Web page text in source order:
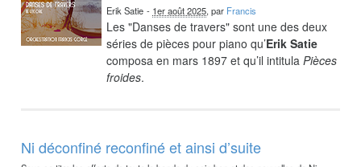
Erik Satie - 1er août 2025, par Francis
Les "Danses de travers" sont une des deux
séries de pièces pour piano qu’Erik Satie
composa en mars 1897 et qu’il intitulaPièces
froides.
Ni déconfiné reconfiné et ainsi d’suite